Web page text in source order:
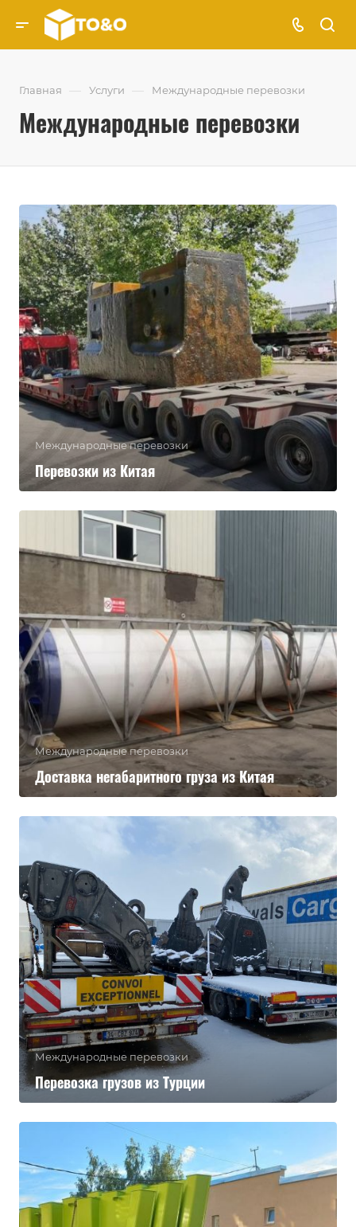
Главная — Услуги — Международные перевозки
Международные перевозки
Международные перевозки
Перевозки из Китая
Международные перевозки
Доставка негабаритного груза из Китая
Международные перевозки
Перевозка грузов из Турции